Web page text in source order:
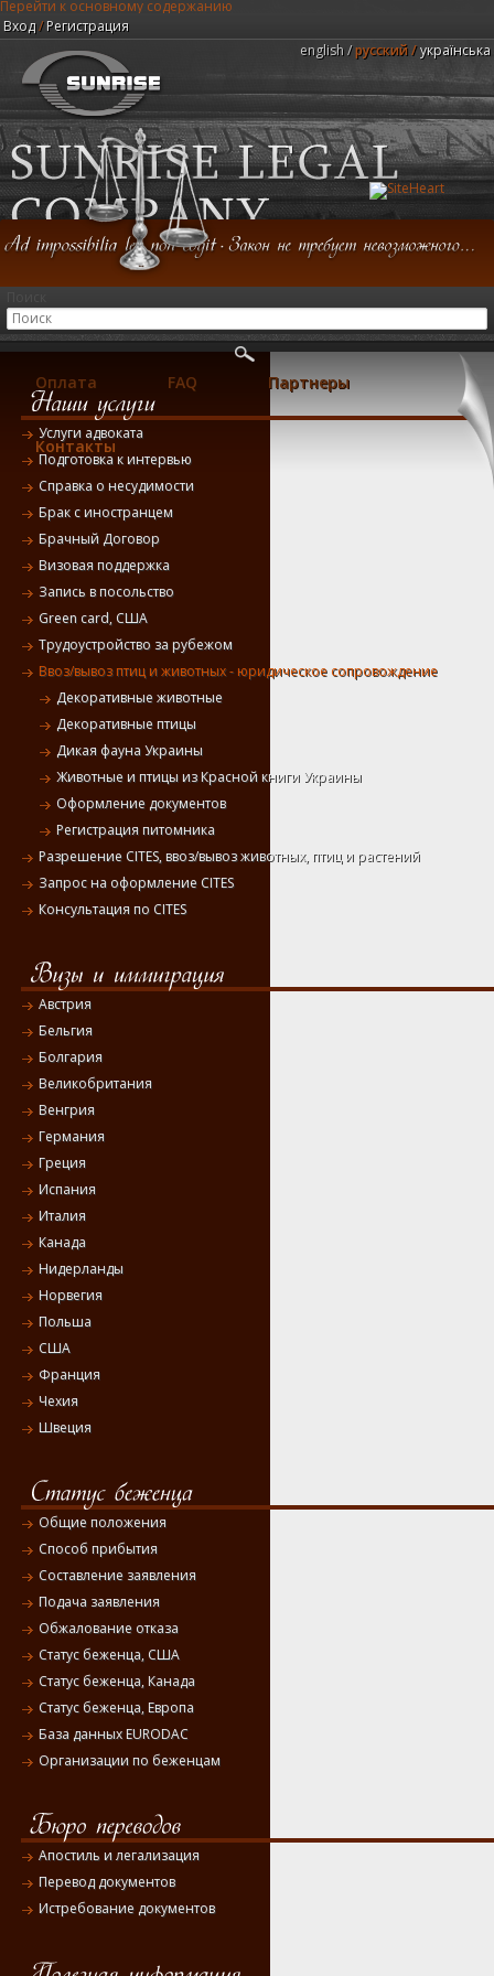
Перейти к основному содержанию
Вход/ Регистрация
english русский українська
Юридическая компания "Центр Санрайз"
Главная
Оплата FAQ Партнеры
Контакты
Услуги адвоката
Подготовка к интервью
Справка о несудимости
Брак с иностранцем
Брачный Договор
Визовая поддержка
Запись в посольство
Green card, США
Трудоустройство за рубежом
Ввоз/вывоз птиц и животных - юридическое сопровождение
Декоративные животные
Декоративные птицы
Дикая фауна Украины
Животные и птицы из Красной книги Украины
Оформление документов
Регистрация питомника
Разрешение CITES, ввоз/вывоз животных, птиц и растений
Запрос на оформление CITES
Консультация по CITES
Австрия
Бельгия
Болгария
Великобритания
Венгрия
Германия
Греция
Испания
Италия
Канада
Нидерланды
Норвегия
Польша
США
Франция
Чехия
Швеция
Общие положения
Способ прибытия
Составление заявления
Подача заявления
Обжалование отказа
Статус беженца, США
Статус беженца, Канада
Статус беженца, Европа
База данных EURODAC
Организации по беженцам
Апостиль и легализация
Перевод документов
Истребование документов